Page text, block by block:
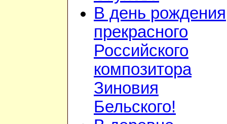
В день рождения
прекрасного
Российского
композитора
Зиновия
Бельского!